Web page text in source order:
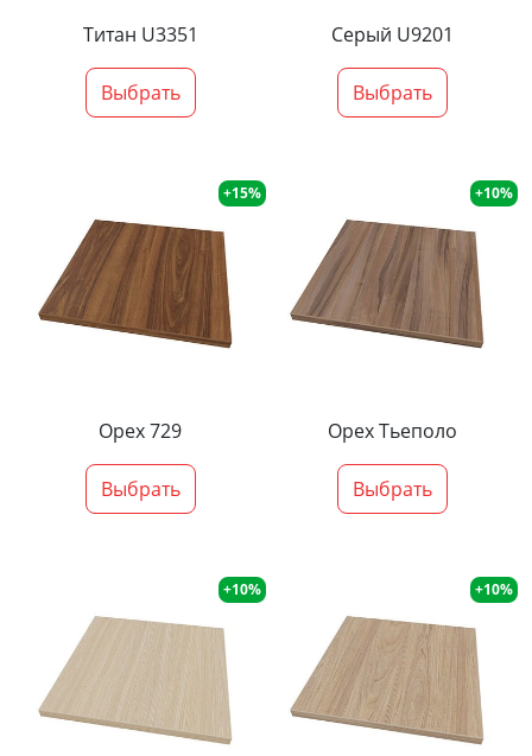
Титан U3351
Выбрать
Серый U9201
Выбрать
+15%
Орех 729
Выбрать
+10%
Орех Тьеполо
Выбрать
+10% +10%